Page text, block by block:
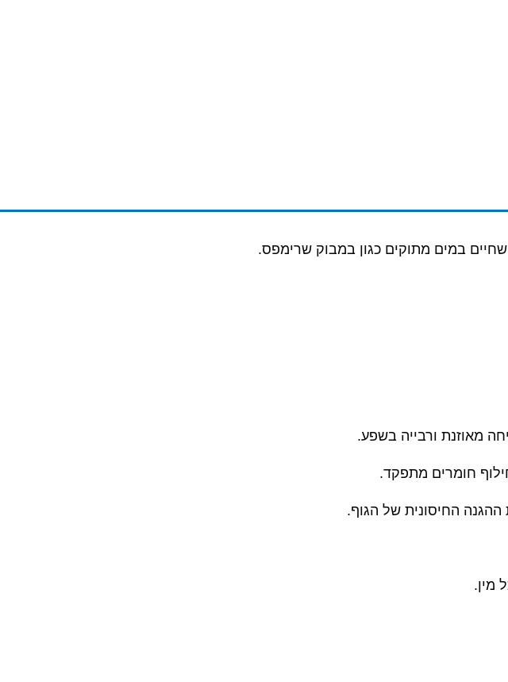
שחיים במים מתוקים כגון במבוק שרימפס.
מאוזנת ורבייה בשפע.
חומרים מתפקד.
החיסונית של הגוף.
מין.